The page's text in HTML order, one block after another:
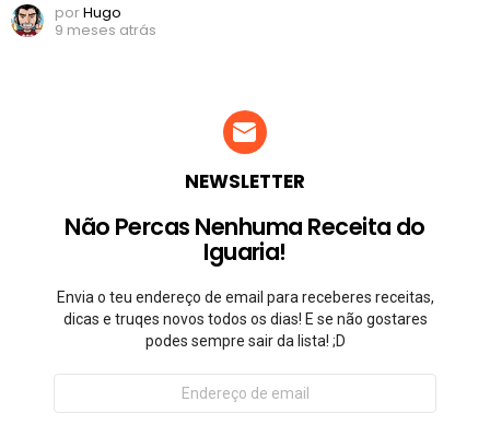
porHugo
9 meses atrás
NEWSLETTER
Não Percas Nenhuma Receita do
Iguaria!
Envia o teu endereço de email para receberes receitas,
dicas e truqes novos todos os dias! E se não gostares
podes sempre sair da lista! ;D
Endereço
email